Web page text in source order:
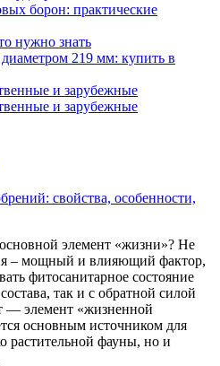
борон: практические
нужно знать
219 мм: купить в
и зарубежные
и зарубежные
свойства, особенности,
элемент «жизни»? Не
– мощный и влияющий фактор,
фитосанитарное состояние
так и с обратной силой
— элемент «жизненной
основным источником для
растительной фауны, но и